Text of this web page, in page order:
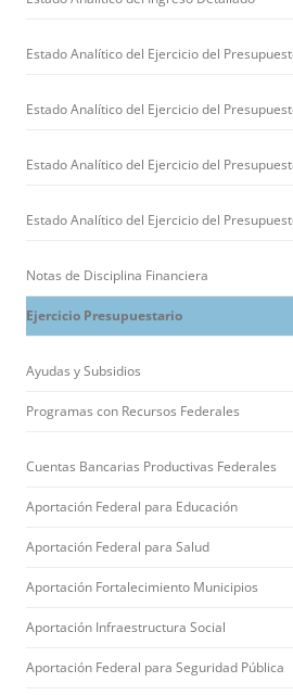
Estado Analítico del Ejercicio del
Estado Analítico del Ejercicio del
Estado Analítico del Ejercicio del
Estado Analítico del Ejercicio del
Notas de Disciplina Financiera
Ejercicio Presupuestario
Ayudas y Subsidios
Programas con Recursos Federales
Cuentas Bancarias Productivas Federales
Aportación Federal para Educación
Aportación Federal para Salud
Aportación Fortalecimiento Municipios
Aportación Infraestructura Social
Aportación Federal para Seguridad Pública